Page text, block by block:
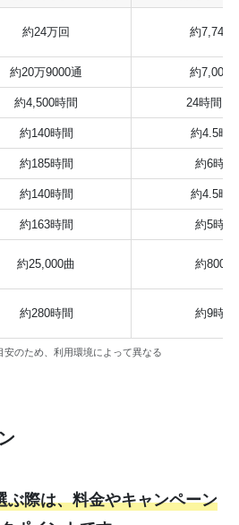
約24万回 約7,740
約20万9000通 約7,000
約4,500時間 24時間以
約140時間 約4.5時
約185時間 約6時間
約140時間 約4.5時
約163時間 約5時間
約25,000曲 約800曲
約280時間 約9時間
のため、利用環境によって異なる
ぶ際は、料金やキャンペーン